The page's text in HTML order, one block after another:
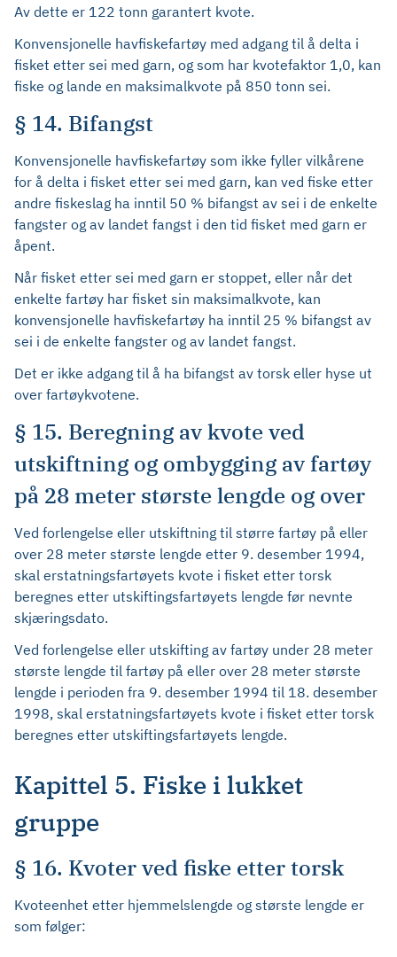
Av dette er 122 tonn garantert kvote.
Konvensjonelle havfiskefartøy med adgang til å delta i
fisket etter sei med garn, og som har kvotefaktor 1,0, kan
fiske og lande en maksimalkvote på 850 tonn sei.
§ 14. Bifangst
Konvensjonelle havfiskefartøy som ikke fyller vilkårene
for å delta i fisket etter sei med garn, kan ved fiske etter
andre fiskeslag ha inntil 50 % bifangst av sei i de enkelte
fangster og av landet fangst i den tid fisket med garn er
åpent.
Når fisket etter sei med garn er stoppet, eller når det
enkelte fartøy har fisket sin maksimalkvote, kan
konvensjonelle havfiskefartøy ha inntil 25 % bifangst av
sei i de enkelte fangster og av landet fangst.
Det er ikke adgang til å ha bifangst av torsk eller hyse ut
over fartøykvotene.
§ 15. Beregning av kvote ved
utskiftning og ombygging av fartøy
på 28 meter største lengde og over
Ved forlengelse eller utskiftning til større fartøy på eller
over 28 meter største lengde etter 9. desember 1994,
skal erstatningsfartøyets kvote i fisket etter torsk
beregnes etter utskiftingsfartøyets lengde før nevnte
skjæringsdato.
Ved forlengelse eller utskifting av fartøy under 28 meter
største lengde til fartøy på eller over 28 meter største
lengde i perioden fra 9. desember 1994 til 18. desember
1998, skal erstatningsfartøyets kvote i fisket etter torsk
beregnes etter utskiftingsfartøyets lengde.
Kapittel 5. Fiske i lukket
gruppe
§ 16. Kvoter ved fiske etter torsk
Kvoteenhet etter hjemmelslengde og største lengde er
som følger: